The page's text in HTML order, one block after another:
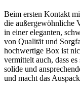
Beim ersten Kontakt
die außergewöhnliche
in einer eleganten,
von Qualität und
hochwertige Box ist
vermittelt auch, dass
solide und
und macht das